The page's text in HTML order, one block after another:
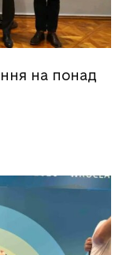
на понад